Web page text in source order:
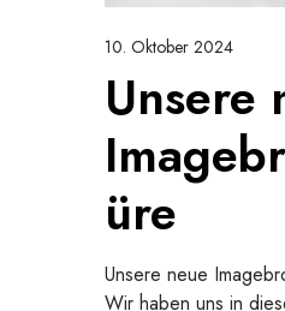
e
u
e
m
a
g
b
10. Oktober 2024
Unsere
üre
Unsere neue
Wir haben uns in